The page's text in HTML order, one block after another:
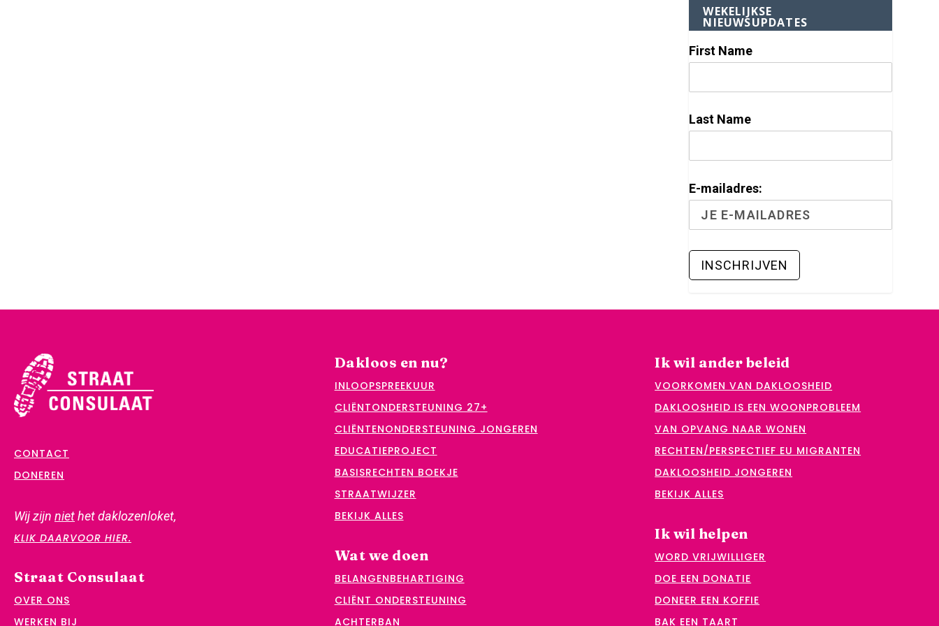
WEKELIJKSE
NIEUWSUPDATES
First Name
Last Name
E-mailadres:
CONTACT
DONEREN
Wij zijn niethet daklozenloket,
KLIK DAARVOOR HIER.
Straat Consulaat
OVER ONS
WERKEN BIJ
Dakloos en nu?
INLOOPSPREEKUUR
CLIËNTONDERSTEUNING 27+
CLIËNTENONDERSTEUNING JONGEREN
EDUCATIEPROJECT
BASISRECHTEN BOEKJE
STRAATWIJZER
BEKIJK ALLES
Wat we doen
BELANGENBEHARTIGING
CLIËNT ONDERSTEUNING
ACHTERBAN
Ik wil ander beleid
VOORKOMEN VAN DAKLOOSHEID
DAKLOOSHEID IS EEN WOONPROBLEEM
VAN OPVANG NAAR WONEN
RECHTEN/PERSPECTIEF EU MIGRANTEN
DAKLOOSHEID JONGEREN
BEKIJK ALLES
Ik wil helpen
WORD VRIJWILLIGER
DOE EEN DONATIE
DONEER EEN KOFFIE
BAK EEN TAART